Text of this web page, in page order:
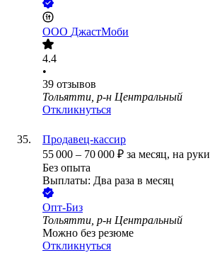
ООО ДжастМоби
4.4
•
39 отзывов
Тольятти, р-н Центральный
Откликнуться
Продавец-кассир
55 000 – 70 000 ₽ за месяц, на руки
Без опыта
Выплаты: Два раза в месяц
Опт-Биз
Тольятти, р-н Центральный
Можно без резюме
Откликнуться